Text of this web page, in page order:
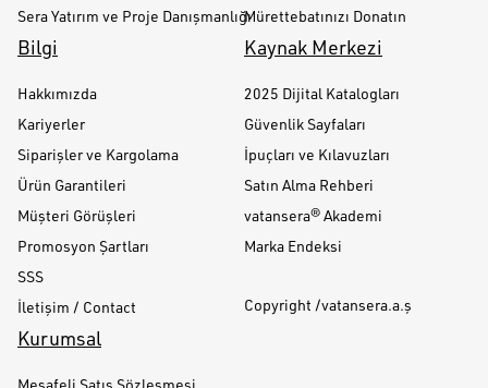
Sera Yatırım ve Proje DanışmanlığıMürettebatınızı Donatın
Bilgi
Hakkımızda
Kariyerler
Siparişler ve Kargolama
Ürün Garantileri
Müşteri Görüşleri
Promosyon Şartları
SSS
İletişim / Contact
Kaynak Merkezi
2025 Dijital Katalogları
Güvenlik Sayfaları
İpuçları ve Kılavuzları
Satın Alma Rehberi
vatansera® Akademi
Marka Endeksi
Copyright /vatansera.a.ş
Kurumsal
Mesafeli Satış Sözleşmesi